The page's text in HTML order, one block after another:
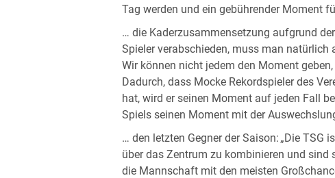
Tag werden und ein gebührender Moment
… die Kaderzusammensetzung aufgrund
Spieler verabschieden, muss man
Wir können nicht jedem den Moment
Dadurch, dass Mocke Rekordspieler des
hat, wird er seinen Moment auf jeden Fall
Spiels seinen Moment mit der
… den letzten Gegner der Saison: „Die TSG
über das Zentrum zu kombinieren und sind
die Mannschaft mit den meisten